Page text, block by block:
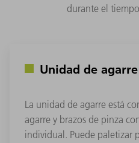
durante el
Unidad de agarre
La unidad de agarre está
agarre y brazos de pinza
individual. Puede paletizar